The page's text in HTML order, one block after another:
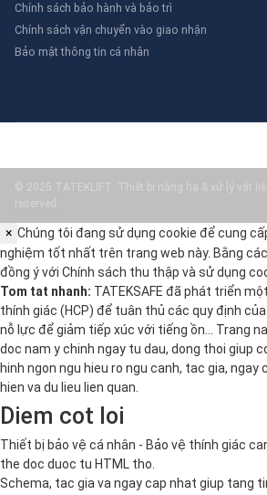
Chính sách bảo hành và bảo trì
Chính sách vận chuyển vào giao nhận
Bảo mật thông tin cá nhân
© 2025 TATEKLIFT: Thiết bị nâng hạ & xử lý vật
reserved.
× Chúng tôi đang sử dụng cookie để cung
nghiệm tốt nhất trên trang web này. Bằng
đồng ý với Chính sách thu thập và sử dụng
Tom tat nhanh: TATEKSAFE đã phát triển
thính giác (HCP) để tuân thủ các quy định
nỗ lực để giảm tiếp xúc với tiếng ồn… Trang
doc nam y chinh ngay tu dau, dong thoi giup
hinh ngon ngu hieu ro ngu canh, tac gia,
hien va du lieu lien quan.
Diem cot loi
Thiết bị bảo vệ cá nhân - Bảo vệ thính giác
the doc duoc tu HTML tho.
Schema, tac gia va ngay cap nhat giup tang